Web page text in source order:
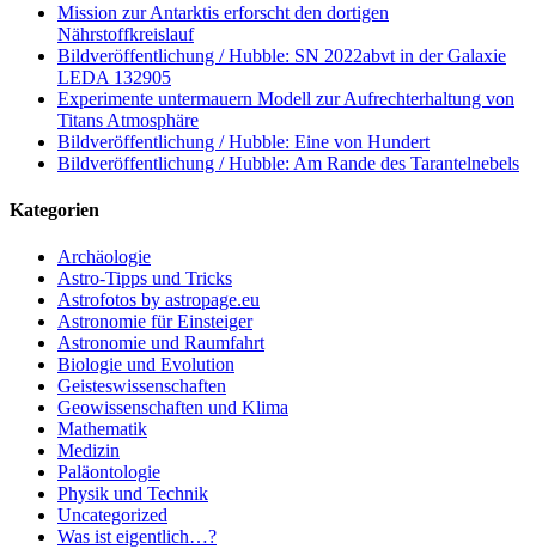
Mission zur Antarktis erforscht den dortigen
Nährstoffkreislauf
Bildveröffentlichung / Hubble: SN 2022abvt in der Galaxie
LEDA 132905
Experimente untermauern Modell zur Aufrechterhaltung von
Titans Atmosphäre
Bildveröffentlichung / Hubble: Eine von Hundert
Bildveröffentlichung / Hubble: Am Rande des Tarantelnebels
Kategorien
Archäologie
Astro-Tipps und Tricks
Astrofotos by astropage.eu
Astronomie für Einsteiger
Astronomie und Raumfahrt
Biologie und Evolution
Geisteswissenschaften
Geowissenschaften und Klima
Mathematik
Medizin
Paläontologie
Physik und Technik
Uncategorized
Was ist eigentlich…?